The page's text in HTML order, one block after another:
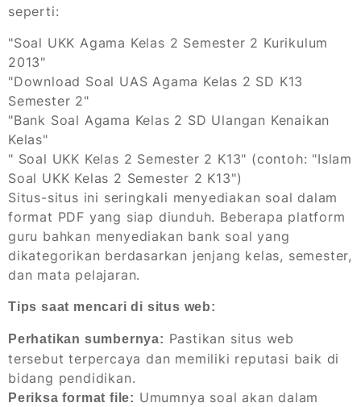
seperti:
"Soal UKK Agama Kelas 2 Semester 2 Kurikulum
2013"
"Download Soal UAS Agama Kelas 2 SD K13
Semester 2"
"Bank Soal Agama Kelas 2 SD Ulangan Kenaikan
Kelas"
" Soal UKK Kelas 2 Semester 2 K13" (contoh: "Islam
Soal UKK Kelas 2 Semester 2 K13")
Situs-situs ini seringkali menyediakan soal dalam
format PDF yang siap diunduh. Beberapa platform
guru bahkan menyediakan bank soal yang
dikategorikan berdasarkan jenjang kelas, semester,
dan mata pelajaran.
Tips saat mencari di situs web:
Perhatikan sumbernya: Pastikan situs web
tersebut terpercaya dan memiliki reputasi baik di
bidang pendidikan.
Periksa format file: Umumnya soal akan dalam